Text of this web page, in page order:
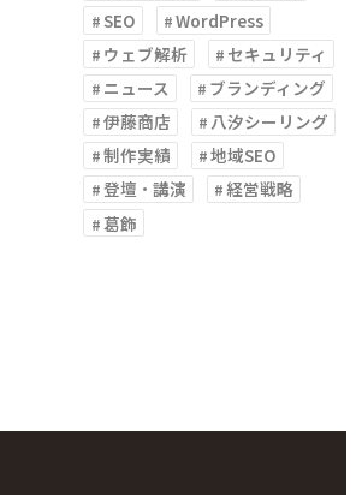
SEO
WordPress
ウェブ解析
セキュリティ
ニュース
ブランディング
伊藤商店
八汐シーリング
制作実績
地域SEO
登壇・講演
経営戦略
葛飾